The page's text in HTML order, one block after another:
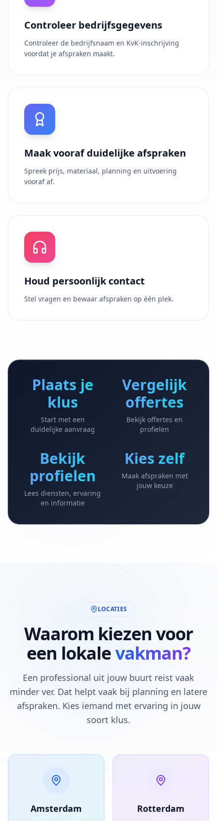
Controleer bedrijfsgegevens
Controleer de bedrijfsnaam en KvK-inschrijving
voordat je afspraken maakt.
Maak vooraf duidelijke afspraken
Spreek prijs, materiaal, planning en uitvoering
vooraf af.
Houd persoonlijk contact
Stel vragen en bewaar afspraken op één plek.
Plaats je
klus
Start met een
duidelijke aanvraag
Vergelijk
offertes
Bekijk offertes en
profielen
Bekijk
profielen
Lees diensten, ervaring
en informatie
Kies zelf
Maak afspraken met
jouw keuze
LOCATIES
Waarom kiezen voor
een lokalevakman?
Een professional uit jouw buurt reist vaak
minder ver. Dat helpt vaak bij planning en latere
afspraken. Kies iemand met ervaring in jouw
soort klus.
Amsterdam Rotterdam